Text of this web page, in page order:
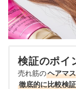
検証のポイ
売れ筋のヘアマ
徹底的に比較検証